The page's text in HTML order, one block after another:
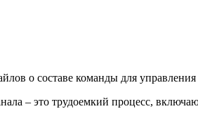
о составе команды для
– это трудоемкий процесс,